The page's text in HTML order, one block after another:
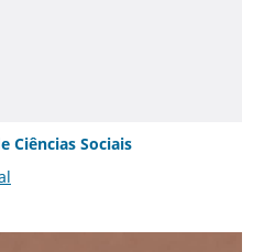
Ciências Sociais